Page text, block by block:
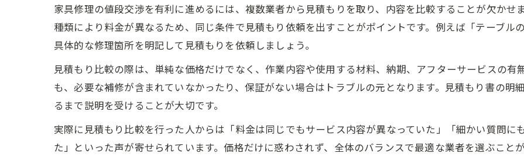
アンティーク家具修理で値段交渉を成功させる方法
家具修理の見積もり確認で品質と価格を両立する
アンティーク家具の特徴を活かした修理依頼の流れ
家具修理で専門業者を選ぶ際の交渉ポイントを解説
アンティーク家具修理の料金を抑える相談方法
家具修理の値段交渉を有利に進めるには、複数業者から見積もりを取り、内容を比較することが欠かせ
種類により料金が異なるため、同じ条件で見積もり依頼を出すことがポイントです。例えば「テーブル
具体的な修理箇所を明記して見積もりを依頼しましょう。
見積もり比較の際は、単純な価格だけでなく、作業内容や使用する材料、納期、アフターサービスの有
も、必要な補修が含まれていなかったり、保証がない場合はトラブルの元となります。見積もり書の明
るまで説明を受けることが大切です。
実際に見積もり比較を行った人からは「料金は同じでもサービス内容が異なっていた」「細かい質問に
た」といった声が寄せられています。価格だけに惑わされず、全体のバランスで最適な業者を選ぶことが